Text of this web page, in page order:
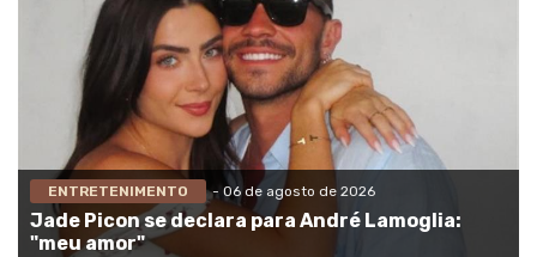
ENTRETENIMENTO - 06 de agosto de 2026
Jade Picon se declara para André Lamoglia:
"meu amor"